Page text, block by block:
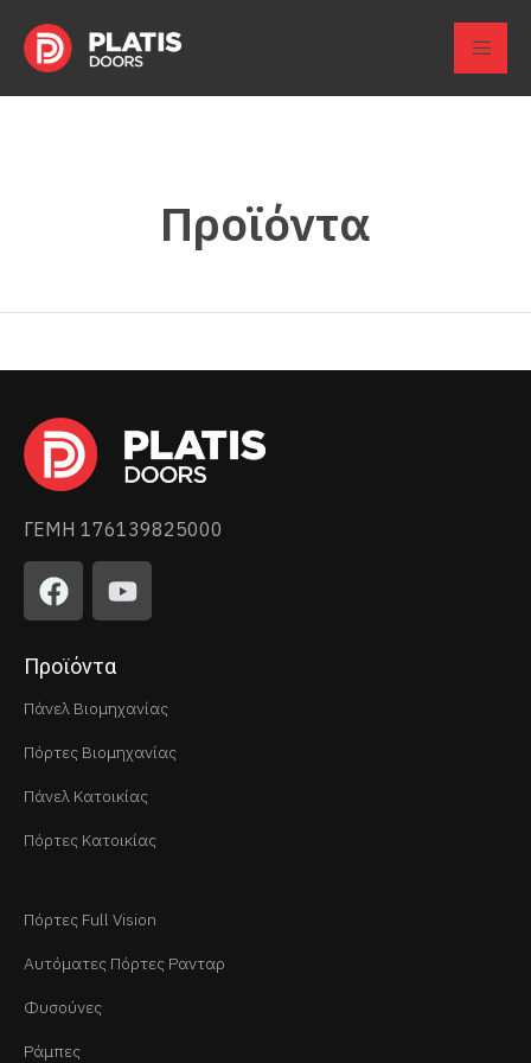
Προϊόντα
ΓΕΜΗ 176139825000
Προϊόντα
Πάνελ Βιομηχανίας
Πόρτες Βιομηχανίας
Πάνελ Κατοικίας
Πόρτες Κατοικίας
Πόρτες Full Vision
Αυτόματες Πόρτες Ρανταρ
Φυσούνες
Ράμπες